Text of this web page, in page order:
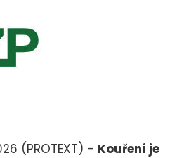
(PROTEXT) - Kouření je